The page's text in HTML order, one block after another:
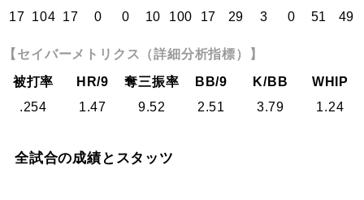
17 104 17 0 0 10 100 17 29 3 0 51 49
【セイバーメトリクス（詳細分析指標）】
被打率
HR/9 奪三振率 BB/9 K/BB
WHIP
.254
1.47 9.52 2.51 3.79 1.24
全試合の成績とスタッツ